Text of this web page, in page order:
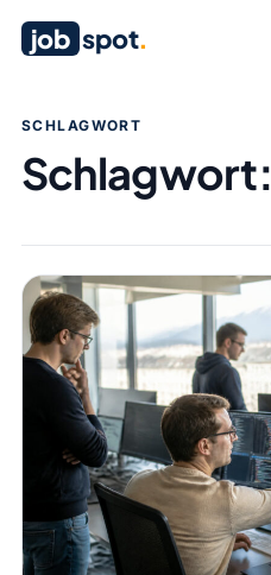
job spot.
SCHLAGWORT
Schlagwort: